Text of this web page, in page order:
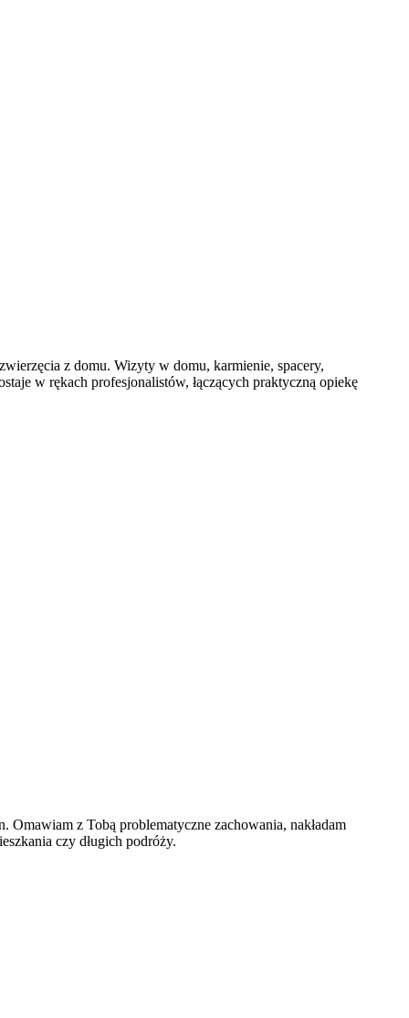
z domu. Wizyty w domu, karmienie, spacery,
w rękach profesjonalistów, łączących praktyczną opiekę
z Tobą problematyczne zachowania, nakładam
czy długich podróży.